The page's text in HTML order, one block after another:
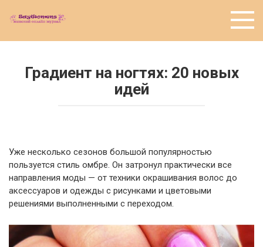
Градиент на ногтях: 20 новых
идей
Уже несколько сезонов большой популярностью
пользуется стиль омбре. Он затронул практически все
направления моды — от техники окрашивания волос до
аксессуаров и одежды с рисунками и цветовыми
решениями выполненными с переходом.